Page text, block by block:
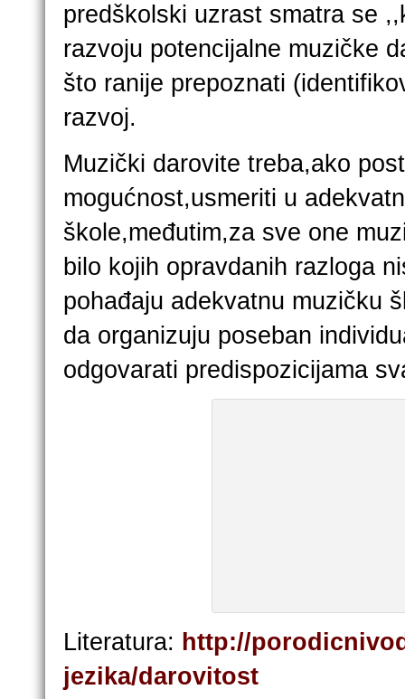
predškolski uzrast smatra se
razvoju potencijalne muzičke
što ranije prepoznati
razvoj.
Muzički darovite treba,ako
mogućnost,usmeriti u
škole,međutim,za sve one
bilo kojih opravdanih razloga
pohađaju adekvatnu muzičku
da organizuju poseban
odgovarati predispozicijama
Literatura: http://
jezika/darovitost